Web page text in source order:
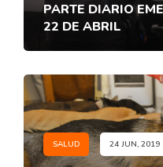
PARTE DIARIO
22 DE ABRIL
SALUD 24 JUN, 2019